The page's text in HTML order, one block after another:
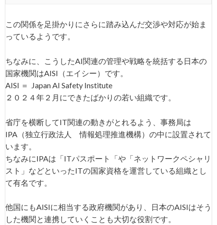
この関係を足掛かりにさらに踏み込んだ交渉や対応が始ま
っているようです。
ちなみに、こうしたAI関連の管理や戦略を統括する日本の
国家機関はAISI（エイシー）です。
AISI ＝ Japan AI Safety Institute
２０２４年２月にできたばかりの若い組織です。
省庁を横断してIT関連の動きがとれるよう、事務局は
IPA（独立行政法人 情報処理推進機構）の中に設置されて
います。
ちなみにIPAは「ITパスポート「や「ネットワークペシャリ
スト」などといったITの国家資格を運営している組織とし
て有名です。
他国にもAISIに相当する政府機関があり、日本のAISIはそう
した機関と連携していくことも大切な役割です。